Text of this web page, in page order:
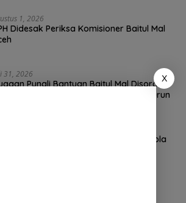
1, 2026
Didesak Periksa Komisioner Baitul Mal
31, 2026
Pungli Bantuan Baitul Mal Disorot,
Sebut Biadab, APH Diminta Turun
TGAI Aceh Tenggara Disorot, Swakelola
X